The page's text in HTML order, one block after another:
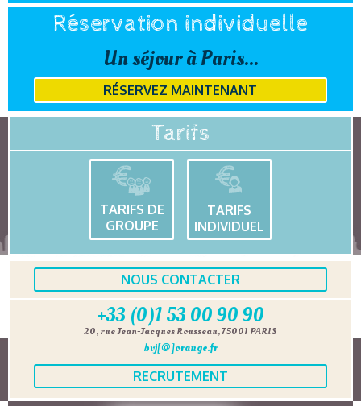
Réservation individuelle
Un séjour à Paris...
RÉSERVEZ MAINTENANT
Tarifs
TARIFS DE
GROUPE
TARIFS
INDIVIDUEL
NOUS CONTACTER
+33 (0)1 53 00 90 90
20, rue Jean-Jacques Rousseau, 75001 PARIS
bvj[@]orange.fr
RECRUTEMENT